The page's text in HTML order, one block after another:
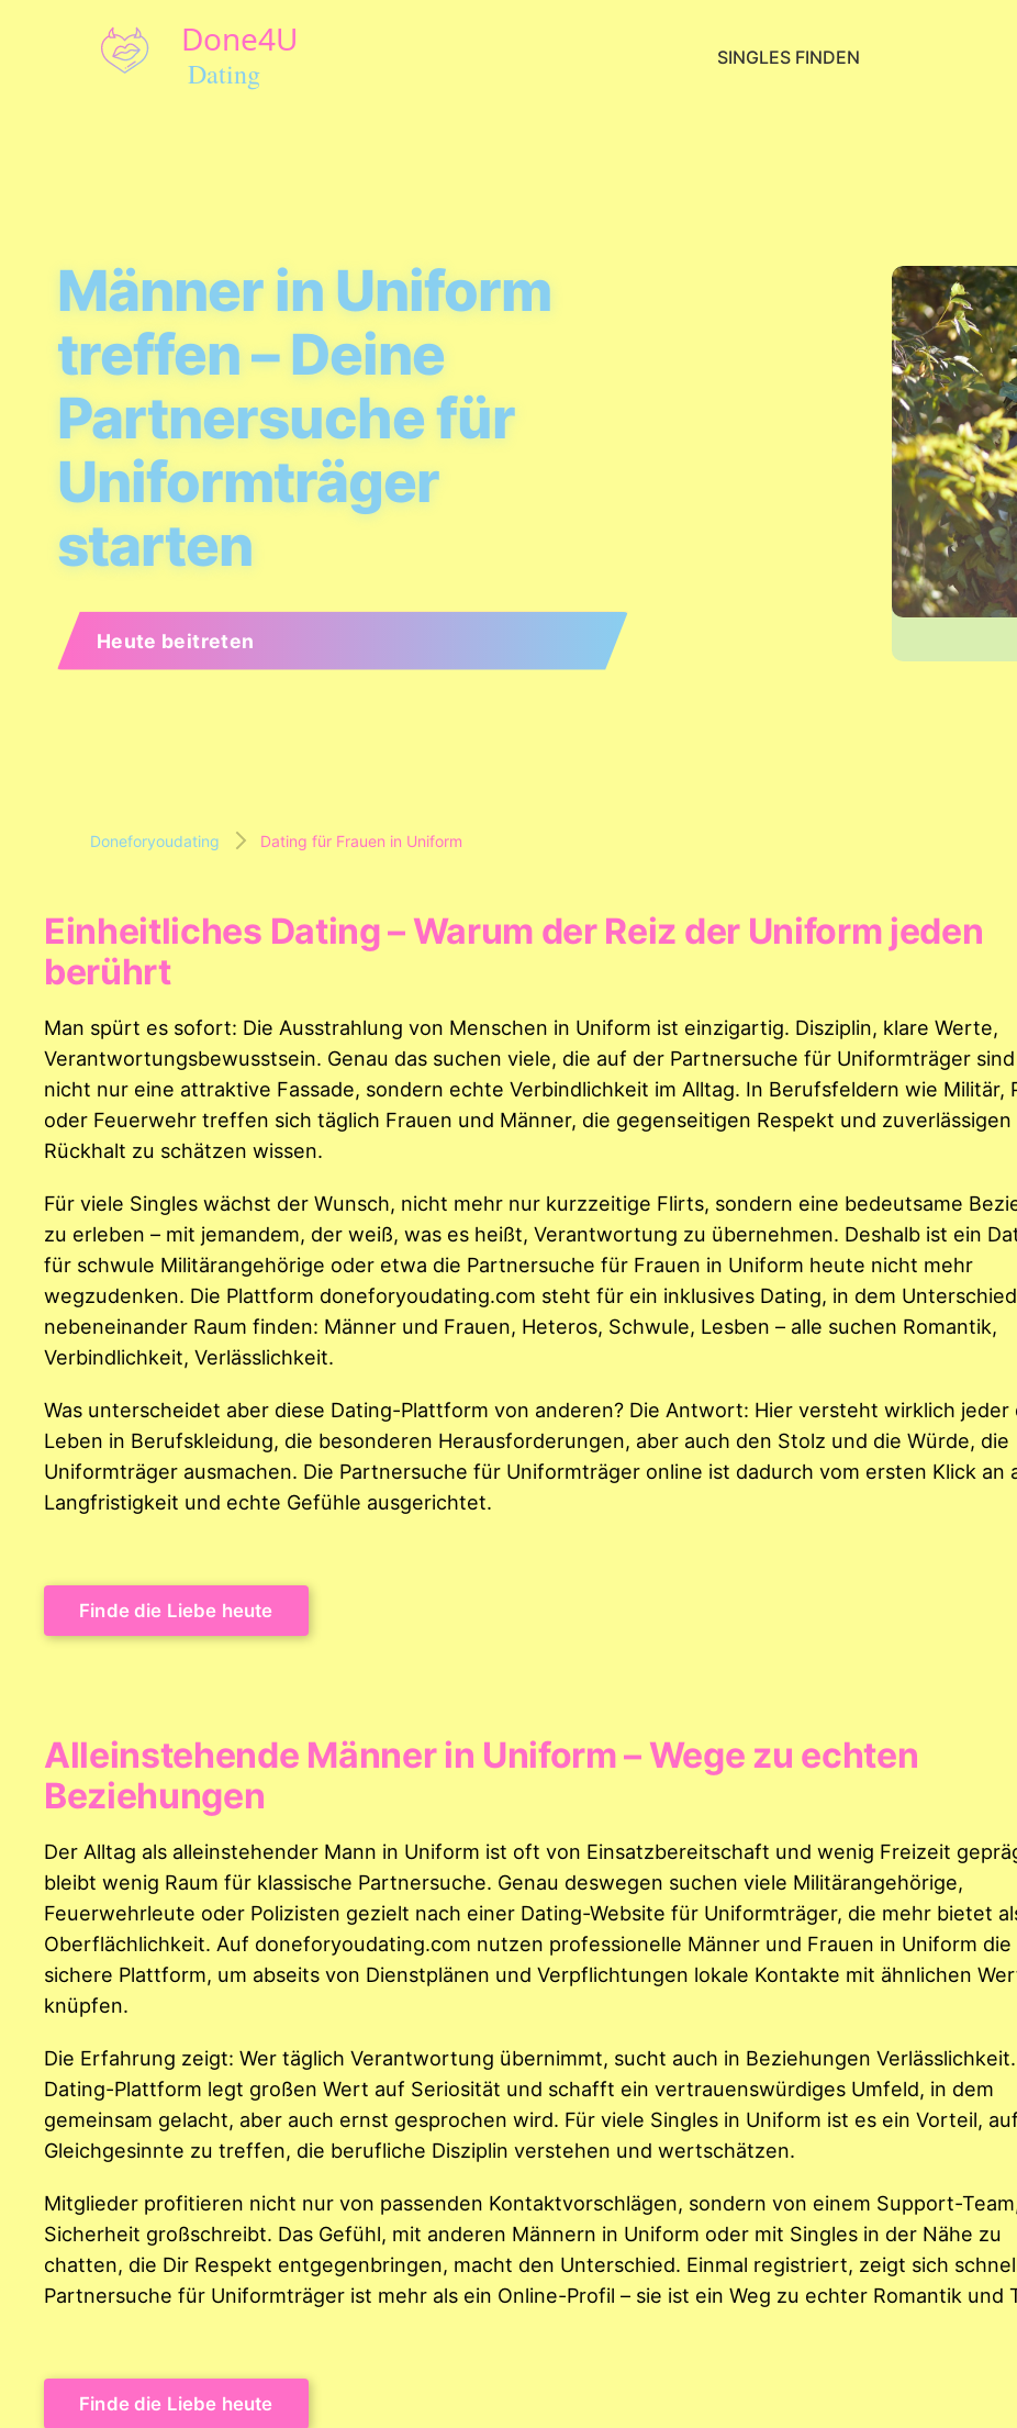
SINGLES FINDEN
Männer in Uniform
treffen – Deine
Partnersuche für
Uniformträger
starten
Heute beitreten
Doneforyoudating Dating für Frauen in Uniform
Einheitliches Dating – Warum der Reiz der Uniform jeden
berührt
Man spürt es sofort: Die Ausstrahlung von Menschen in Uniform ist einzigartig. Disziplin, klare Werte,
Verantwortungsbewusstsein. Genau das suchen viele, die auf der Partnersuche für Uniformträger sind
nicht nur eine attraktive Fassade, sondern echte Verbindlichkeit im Alltag. In Berufsfeldern wie Militär,
oder Feuerwehr treffen sich täglich Frauen und Männer, die gegenseitigen Respekt und zuverlässigen
Rückhalt zu schätzen wissen.
Für viele Singles wächst der Wunsch, nicht mehr nur kurzzeitige Flirts, sondern eine bedeutsame
zu erleben – mit jemandem, der weiß, was es heißt, Verantwortung zu übernehmen. Deshalb ist ein
für schwule Militärangehörige oder etwa die Partnersuche für Frauen in Uniform heute nicht mehr
wegzudenken. Die Plattform doneforyoudating.com steht für ein inklusives Dating, in dem
nebeneinander Raum finden: Männer und Frauen, Heteros, Schwule, Lesben – alle suchen Romantik,
Verbindlichkeit, Verlässlichkeit.
Was unterscheidet aber diese Dating-Plattform von anderen? Die Antwort: Hier versteht wirklich jeder
Leben in Berufskleidung, die besonderen Herausforderungen, aber auch den Stolz und die Würde, die
Uniformträger ausmachen. Die Partnersuche für Uniformträger online ist dadurch vom ersten Klick an
Langfristigkeit und echte Gefühle ausgerichtet.
Finde die Liebe heute
Alleinstehende Männer in Uniform – Wege zu echten
Beziehungen
Der Alltag als alleinstehender Mann in Uniform ist oft von Einsatzbereitschaft und wenig Freizeit
bleibt wenig Raum für klassische Partnersuche. Genau deswegen suchen viele Militärangehörige,
Feuerwehrleute oder Polizisten gezielt nach einer Dating-Website für Uniformträger, die mehr bietet
Oberflächlichkeit. Auf doneforyoudating.com nutzen professionelle Männer und Frauen in Uniform die
sichere Plattform, um abseits von Dienstplänen und Verpflichtungen lokale Kontakte mit ähnlichen
knüpfen.
Die Erfahrung zeigt: Wer täglich Verantwortung übernimmt, sucht auch in Beziehungen
Dating-Plattform legt großen Wert auf Seriosität und schafft ein vertrauenswürdiges Umfeld, in dem
gemeinsam gelacht, aber auch ernst gesprochen wird. Für viele Singles in Uniform ist es ein Vorteil,
Gleichgesinnte zu treffen, die berufliche Disziplin verstehen und wertschätzen.
Mitglieder profitieren nicht nur von passenden Kontaktvorschlägen, sondern von einem Support-
Sicherheit großschreibt. Das Gefühl, mit anderen Männern in Uniform oder mit Singles in der Nähe zu
chatten, die Dir Respekt entgegenbringen, macht den Unterschied. Einmal registriert, zeigt sich
Partnersuche für Uniformträger ist mehr als ein Online-Profil – sie ist ein Weg zu echter Romantik und
Finde die Liebe heute